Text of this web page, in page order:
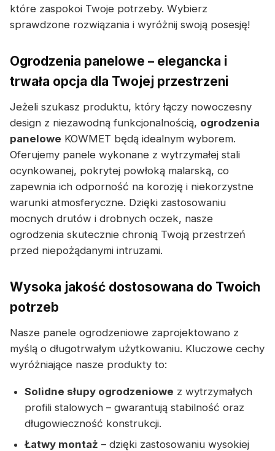
które zaspokoi Twoje potrzeby. Wybierz
sprawdzone rozwiązania i wyróżnij swoją posesję!
Ogrodzenia panelowe – elegancka i
trwała opcja dla Twojej przestrzeni
Jeżeli szukasz produktu, który łączy nowoczesny
design z niezawodną funkcjonalnością, ogrodzenia
panelowe KOWMET będą idealnym wyborem.
Oferujemy panele wykonane z wytrzymałej stali
ocynkowanej, pokrytej powłoką malarską, co
zapewnia ich odporność na korozję i niekorzystne
warunki atmosferyczne. Dzięki zastosowaniu
mocnych drutów i drobnych oczek, nasze
ogrodzenia skutecznie chronią Twoją przestrzeń
przed niepożądanymi intruzami.
Wysoka jakość dostosowana do Twoich
potrzeb
Nasze panele ogrodzeniowe zaprojektowano z
myślą o długotrwałym użytkowaniu. Kluczowe cechy
wyróżniające nasze produkty to:
Solidne słupy ogrodzeniowe z wytrzymałych
profili stalowych – gwarantują stabilność oraz
długowieczność konstrukcji.
Łatwy montaż – dzięki zastosowaniu wysokiej